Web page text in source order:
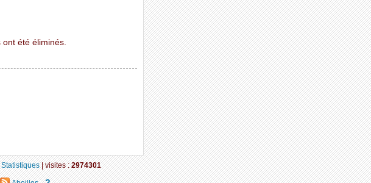
été éliminés.
Statistiques|visites :2974301